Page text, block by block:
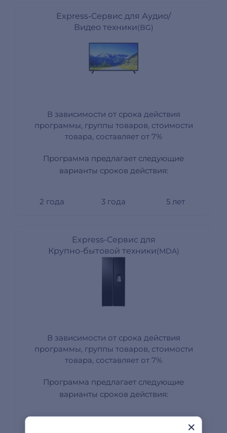
Express-Сервис для Аудио/
Видео техники(BG)
В зависимости от срока действия
программы, группы товаров, стоимости
товара, составляет от 7%
Программа предлагает следующие
варианты сроков действия:
2 года 3 года 5 лет
Express-Сервис для
Крупно-бытовой техники(MDA)
В зависимости от срока действия
программы, группы товаров, стоимости
товара, составляет от 7%
Программа предлагает следующие
варианты сроков действия: